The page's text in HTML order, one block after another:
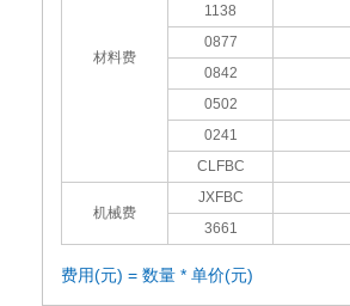
材料费
1138
0877
0842
0502
0241
CLFBC
机械费
JXFBC
3661
费用(元) = 数量 * 单价(元)